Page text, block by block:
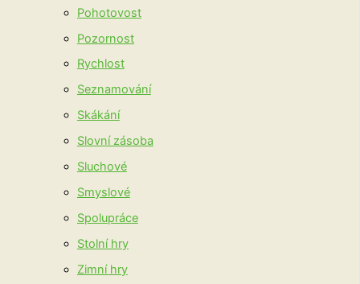
Pohotovost
Pozornost
Rychlost
Seznamování
Skákání
Slovní zásoba
Sluchové
Smyslové
Spolupráce
Stolní hry
Zimní hry